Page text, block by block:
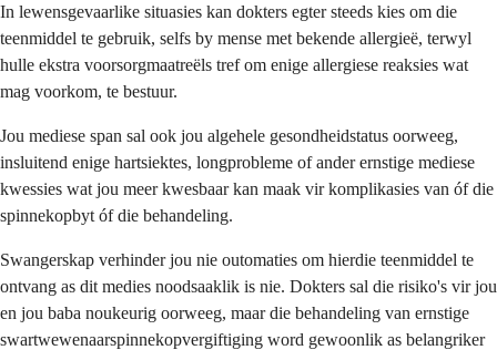
In lewensgevaarlike situasies kan dokters egter steeds kies om die
teenmiddel te gebruik, selfs by mense met bekende allergieë, terwyl
hulle ekstra voorsorgmaatreëls tref om enige allergiese reaksies wat
mag voorkom, te bestuur.
Jou mediese span sal ook jou algehele gesondheidstatus oorweeg,
insluitend enige hartsiektes, longprobleme of ander ernstige mediese
kwessies wat jou meer kwesbaar kan maak vir komplikasies van óf die
spinnekopbyt óf die behandeling.
Swangerskap verhinder jou nie outomaties om hierdie teenmiddel te
ontvang as dit medies noodsaaklik is nie. Dokters sal die risiko's vir jou
en jou baba noukeurig oorweeg, maar die behandeling van ernstige
swartwewenaarspinnekopvergiftiging word gewoonlik as belangriker